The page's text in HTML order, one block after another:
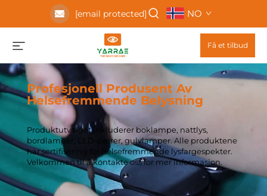
[email protected] NO
Få et tilbud
Profesjonell Produsent Av
Helsefremmende Belysning
Produktutvalget inkluderer boklampe, nattlys,
bordlamper, LED-pærer, gulvlamper. Alle produktene
har sertifisering for helsefremmende lysfargespekter.
Velkommen til å kontakte oss for mer informasjon.